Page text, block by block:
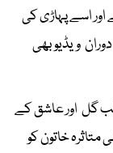
اور اسے پہاڑی کی
ویڈیو بھی
گل اور عاشق کے
خاتون کو